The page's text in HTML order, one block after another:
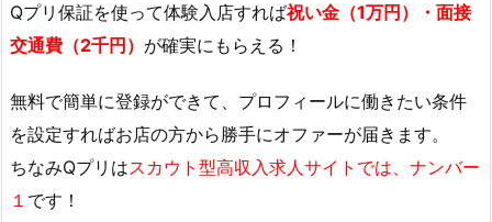
Qプリ保証を使って体験入店すれば祝い金（1万円）・面接
交通費（2千円） が確実にもらえる！
無料で簡単に登録ができて、プロフィールに働きたい条件
を設定すればお店の方から勝手にオファーが届きます。
ちなみQプリはスカウト型高収入求人サイトでは、ナンバー
１ です！